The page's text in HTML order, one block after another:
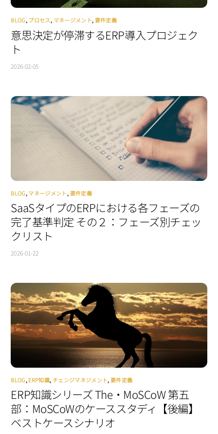
BLOG,プロセス, マネージメント,要件定義
意思決定が停滞するERP導入プロジェク
ト
2026-02-05
BLOG,マネージメント,要件定義
SaaSタイプのERPにおける各フェーズの
完了基準判定 その２：フェーズ別チェッ
クリスト
2026-01-22
BLOG,ERP知識, チェンジマネジメント,要件定義
ERP知識シリーズ The・MoSCoW 第五
部：MoSCoWのケーススタディ【後編】
ベストケースシナリオ